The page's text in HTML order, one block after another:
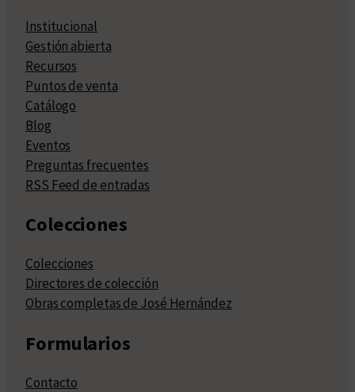
Institucional
Gestión abierta
Recursos
Puntos de venta
Catálogo
Blog
Eventos
Preguntas frecuentes
RSS Feed de entradas
Colecciones
Colecciones
Directores de colección
Obras completas de José Hernández
Formularios
Contacto